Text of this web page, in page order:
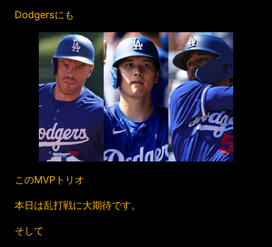
Dodgersにも
このMVPトリオ
本日は乱打戦に大期待です。
そして